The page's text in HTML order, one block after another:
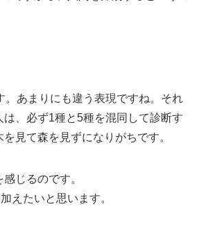
あまりにも違う表現ですね。それ
、必ず1種と5種を混同して診断す
見て森を見ずになりがちです。
じるのです。
えたいと思います。